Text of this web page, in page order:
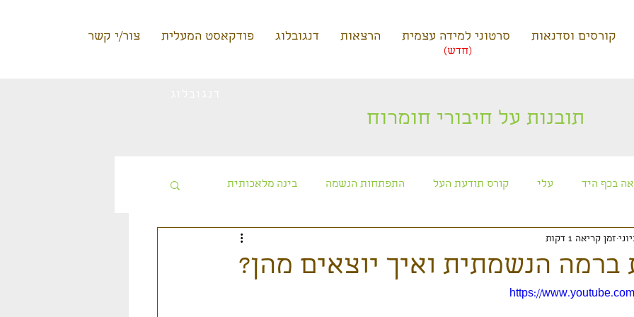
קורסים וסדנאות סרטוני למידה עצמית הרצאות דנגובלוג פודקאסט המעלית צור/י קשר
(חדש)
תובנות על חיבורי חומרוח
בכף היד עלי קורס תודעת העל התפתחות הנשמה בינה מלאכותית
ותרבויות חוצניות מפגשי טעינה ללא תשלום
ברמה הנשמתית ואיך יוצאים מהן?
זמן קריאה 1 דקות
https://